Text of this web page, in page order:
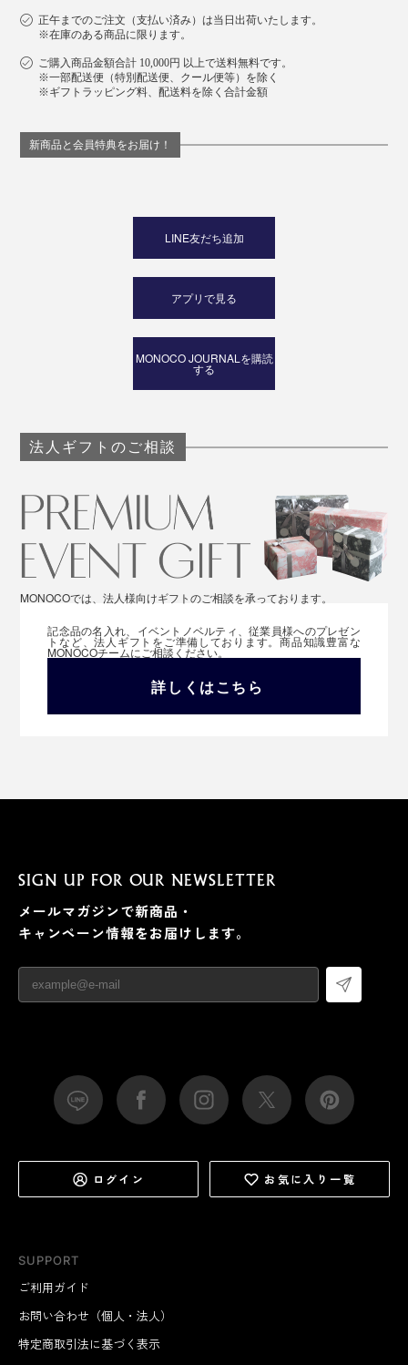
正午までのご注文（支払い済み）は当日出荷いたします。
※在庫のある商品に限ります。
ご購入商品金額合計 10,000円 以上で送料無料です。
※一部配送便（特別配送便、クール便等）を除く
※ギフトラッピング料、配送料を除く合計金額
新商品と会員特典をお届け！
LINE友だち追加
アプリで見る
MONOCO JOURNALを購読
する
法人ギフトのご相談
MONOCOでは、法人様向けギフトのご相談を承っております。
記念品の名入れ、イベントノベルティ、従業員様へのプレゼン
トなど、法人ギフトをご準備しております。商品知識豊富な
MONOCOチームにご相談ください。
詳しくはこちら
SUPPORT
ご利用ガイド
お問い合わせ（個人・法人）
特定商取引法に基づく表示
SIGN UP FOR OUR NEWSLETTER
メールマガジンで新商品・
キャンペーン情報をお届けします。
ログイン お気に入り一覧